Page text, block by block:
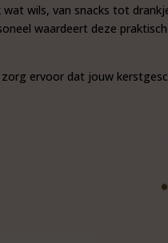
wat wils, van snacks tot
waardeert deze
ervoor dat jouw